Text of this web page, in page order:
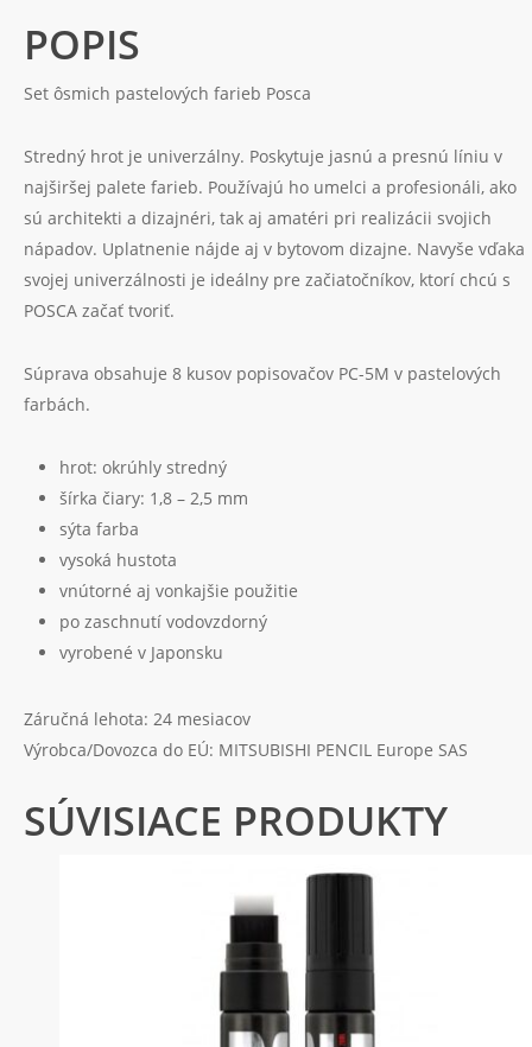
pastelové
farby
ks)
POPIS
Set ôsmich pastelových farieb Posca
Stredný hrot je univerzálny. Poskytuje jasnú a presnú líniu v
najširšej palete farieb. Používajú ho umelci a profesionáli, ako
sú architekti a dizajnéri, tak aj amatéri pri realizácii svojich
nápadov. Uplatnenie nájde aj v bytovom dizajne. Navyše vďaka
svojej univerzálnosti je ideálny pre začiatočníkov, ktorí chcú s
POSCA začať tvoriť.
Súprava obsahuje 8 kusov popisovačov PC-5M v pastelových
farbách.
hrot: okrúhly stredný
šírka čiary: 1,8 – 2,5 mm
sýta farba
vysoká hustota
vnútorné aj vonkajšie použitie
po zaschnutí vodovzdorný
vyrobené v Japonsku
Záručná lehota: 24 mesiacov
Výrobca/Dovozca do EÚ: MITSUBISHI PENCIL Europe SAS
SÚVISIACE PRODUKTY